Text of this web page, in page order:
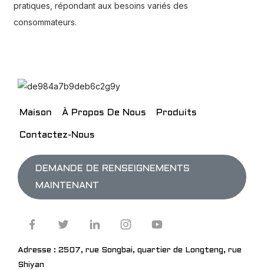
pratiques, répondant aux besoins variés des
consommateurs.
Maison À Propos De Nous Produits
Contactez-Nous
DEMANDE DE RENSEIGNEMENTS
MAINTENANT
Adresse : 2507, rue Songbai, quartier de Longteng, rue
Shiyan